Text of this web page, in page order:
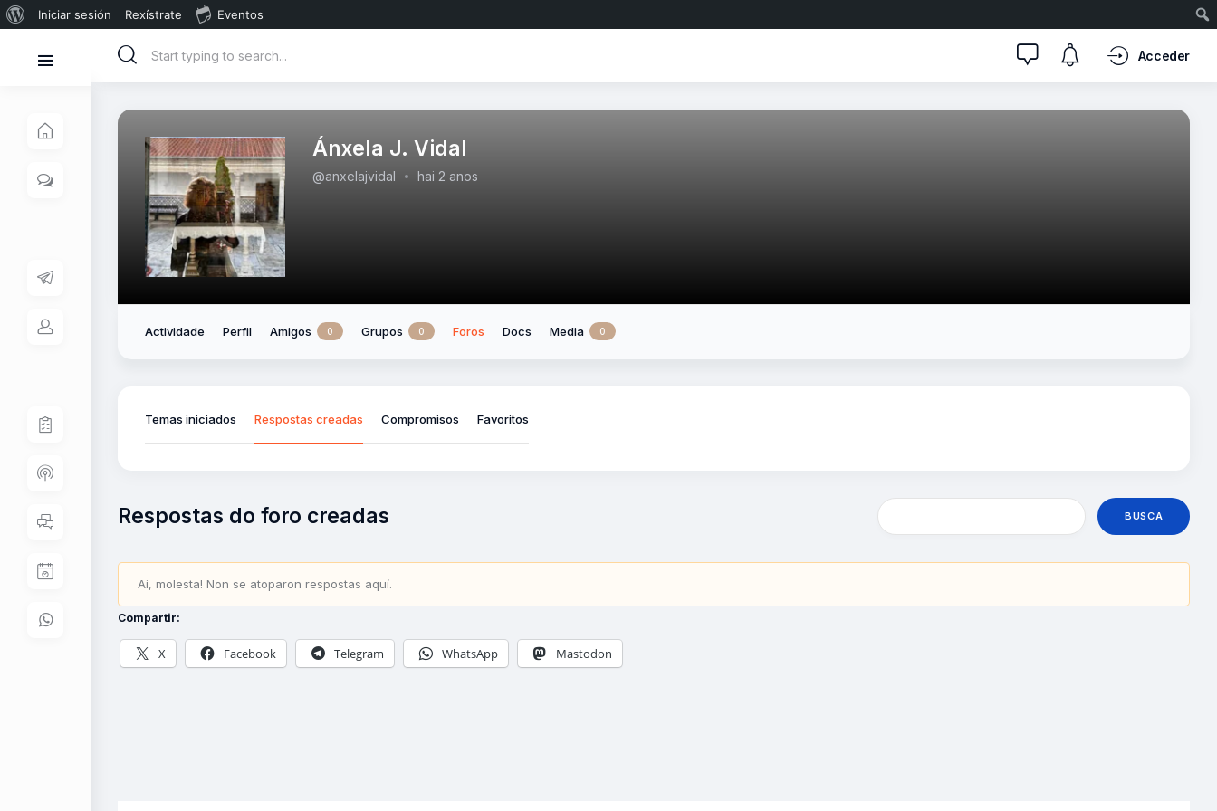
Iniciar sesión Rexístrate Eventos
Acceder
Ánxela J. Vidal
@anxelajvidal hai 2 anos
Actividade Perfil Amigos 0 Grupos 0 Foros Docs Media 0
Temas iniciados Respostas creadas Compromisos Favoritos
Respostas do foro creadas
Ai, molesta! Non se atoparon respostas aquí.
Compartir:
X Facebook Telegram WhatsApp Mastodon